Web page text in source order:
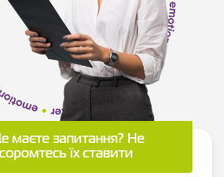
маєте запитання? Не
соромтесь їх ставити